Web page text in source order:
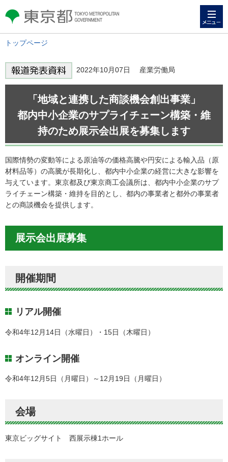
東京都 TOKYO METROPOLITAN
GOVERNMENT
トップページ
2022年10月07日 産業労働局
「地域と連携した商談機会創出事業」
都内中小企業のサプライチェーン構築・維
持のため展示会出展を募集します
国際情勢の変動等による原油等の価格高騰や円安による輸入品（原
材料品等）の高騰が長期化し、都内中小企業の経営に大きな影響を
与えています。東京都及び東京商工会議所は、都内中小企業のサプ
ライチェーン構築・維持を目的とし、都内の事業者と都外の事業者
との商談機会を提供します。
展示会出展募集
開催期間
リアル開催
令和4年12月14日（水曜日）・15日（木曜日）
オンライン開催
令和4年12月5日（月曜日）～12月19日（月曜日）
会場
東京ビッグサイト 西展示棟1ホール